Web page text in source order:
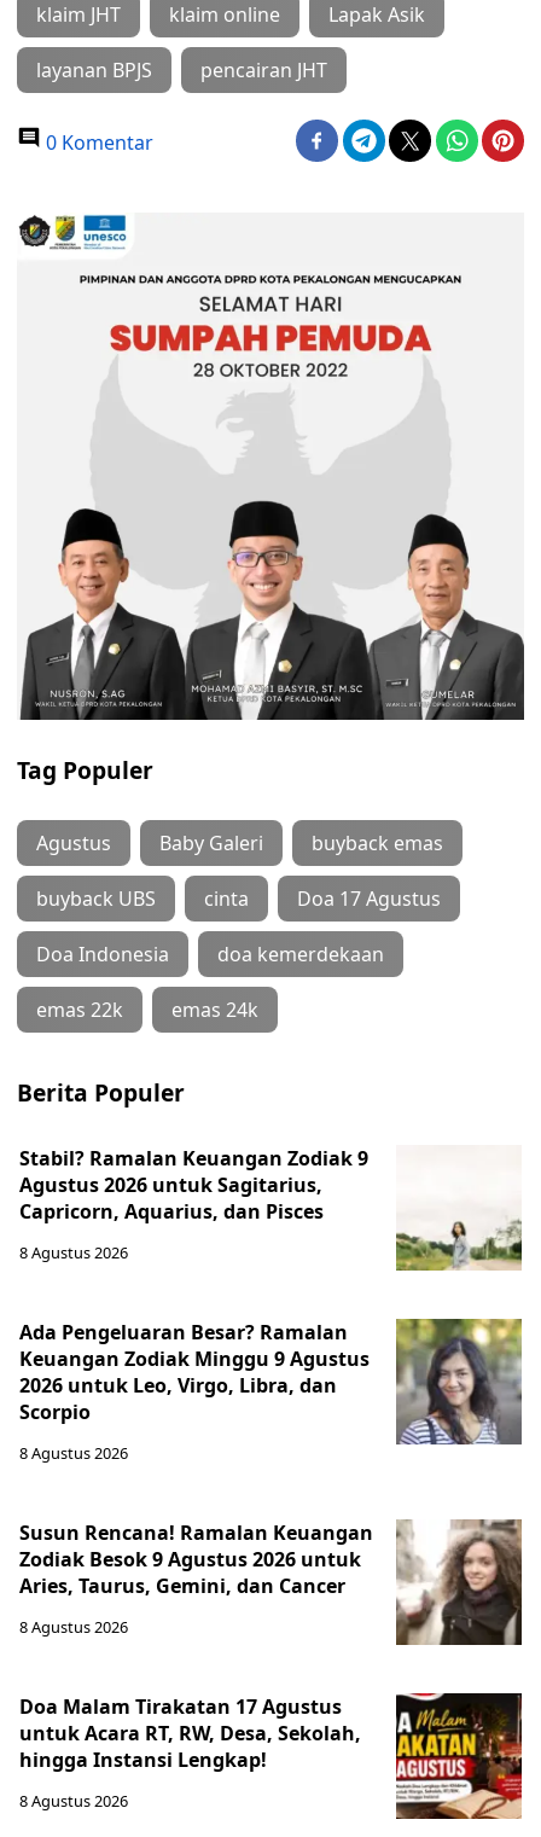
klaim JHT klaim online Lapak Asik
layanan BPJS pencairan JHT
0 Komentar
Tag Populer
Agustus Baby Galeri buyback emas
buyback UBS cinta Doa 17 Agustus
Doa Indonesia doa kemerdekaan
emas 22k emas 24k
Berita Populer
Stabil? Ramalan Keuangan Zodiak 9
Agustus 2026 untuk Sagitarius,
Capricorn, Aquarius, dan Pisces
8 Agustus 2026
Ada Pengeluaran Besar? Ramalan
Keuangan Zodiak Minggu 9 Agustus
2026 untuk Leo, Virgo, Libra, dan
Scorpio
8 Agustus 2026
Susun Rencana! Ramalan Keuangan
Zodiak Besok 9 Agustus 2026 untuk
Aries, Taurus, Gemini, dan Cancer
8 Agustus 2026
Doa Malam Tirakatan 17 Agustus
untuk Acara RT, RW, Desa, Sekolah,
hingga Instansi Lengkap!
8 Agustus 2026